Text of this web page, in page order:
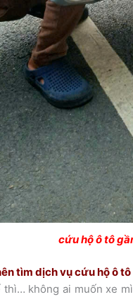
cứu hộ ô tô
tìm dịch vụ cứu hộ ô
thì… không ai muốn xe